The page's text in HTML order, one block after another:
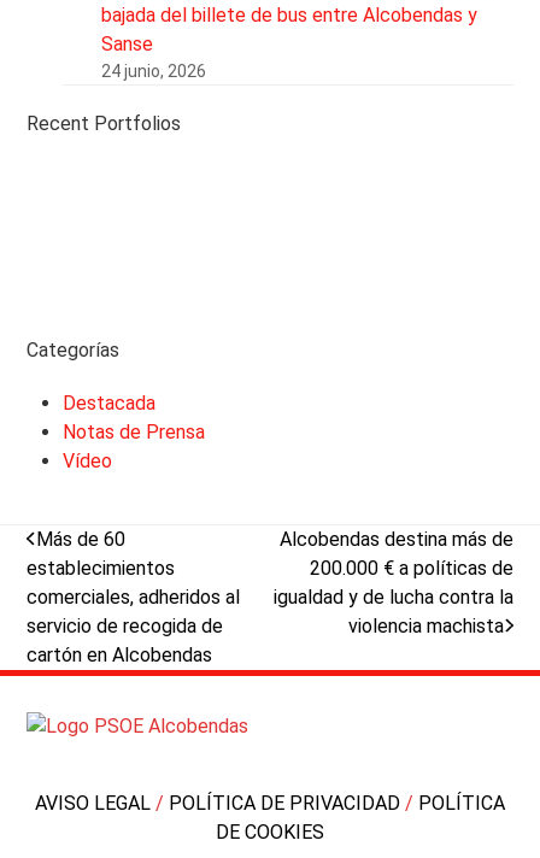
bajada del billete de bus entre Alcobendas y
Sanse
24 junio, 2026
Recent Portfolios
Categorías
Destacada
Notas de Prensa
Vídeo
previous
post:
Más de 60
establecimientos
comerciales, adheridos al
servicio de recogida de
cartón en Alcobendas
next
post:
Alcobendas destina más de
200.000 € a políticas de
igualdad y de lucha contra la
violencia machista
AVISO LEGAL / POLÍTICA DE PRIVACIDAD / POLÍTICA
DE COOKIES